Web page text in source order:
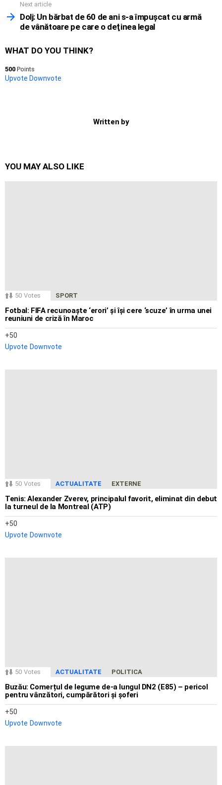
Next article
Dolj: Un bărbat de 60 de ani s-a împuşcat cu armă
de vânătoare pe care o deţinea legal
WHAT DO YOU THINK?
500 Points
Upvote Downvote
Written by
YOU MAY ALSO LIKE
50 Votes SPORT
Fotbal: FIFA recunoaște ‘erori’ și își cere ‘scuze’ în urma unei
reuniuni de criză în Maroc
50
Upvote Downvote
50 Votes ACTUALITATE EXTERNE
Tenis: Alexander Zverev, principalul favorit, eliminat din debut
la turneul de la Montreal (ATP)
50
Upvote Downvote
50 Votes ACTUALITATE POLITICA
Buzău: Comerțul de legume de-a lungul DN2 (E85) – pericol
pentru vânzători, cumpărători și șoferi
50
Upvote Downvote